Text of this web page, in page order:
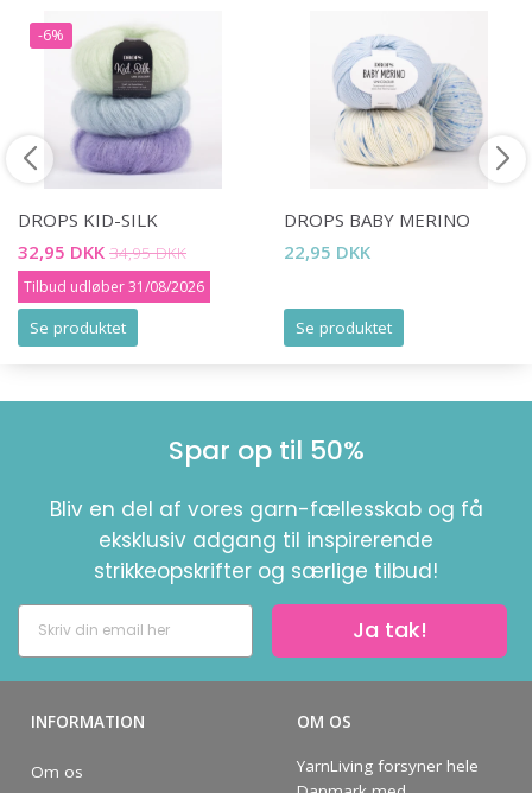
-6%
DROPS KID-SILK
32,95 DKK 34,95 DKK
Tilbud udløber 31/08/2026
Se produktet
DROPS BABY MERINO
22,95 DKK
Se produktet
Spar op til 50%
Bliv en del af vores garn-fællesskab og få
eksklusiv adgang til inspirerende
strikkeopskrifter og særlige tilbud!
Ja tak!
INFORMATION
Om os
OM OS
YarnLiving forsyner hele